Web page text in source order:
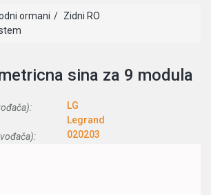
ormani
Zidni RO
sina za 9 modula
LG
Legrand
020203